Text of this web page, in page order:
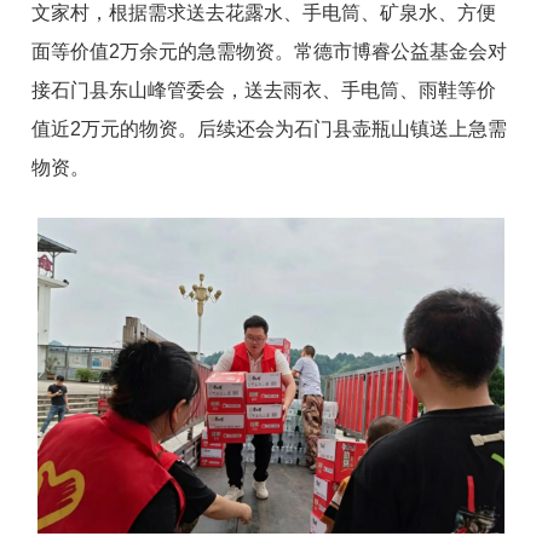
文家村，根据需求送去花露水、手电筒、矿泉水、方便
面等价值2万余元的急需物资。常德市博睿公益基金会对
接石门县东山峰管委会，送去雨衣、手电筒、雨鞋等价
值近2万元的物资。后续还会为石门县壶瓶山镇送上急需
物资。